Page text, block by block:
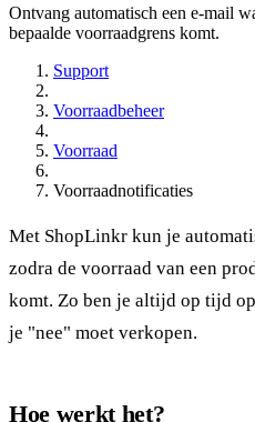
Ontvang automatisch een e-mail
bepaalde voorraadgrens komt.
Support
Voorraadbeheer
Voorraad
Voorraadnotificaties
Met ShopLinkr kun je
zodra de voorraad van een
komt. Zo ben je altijd op tijd
je "nee" moet verkopen.
Hoe werkt het?